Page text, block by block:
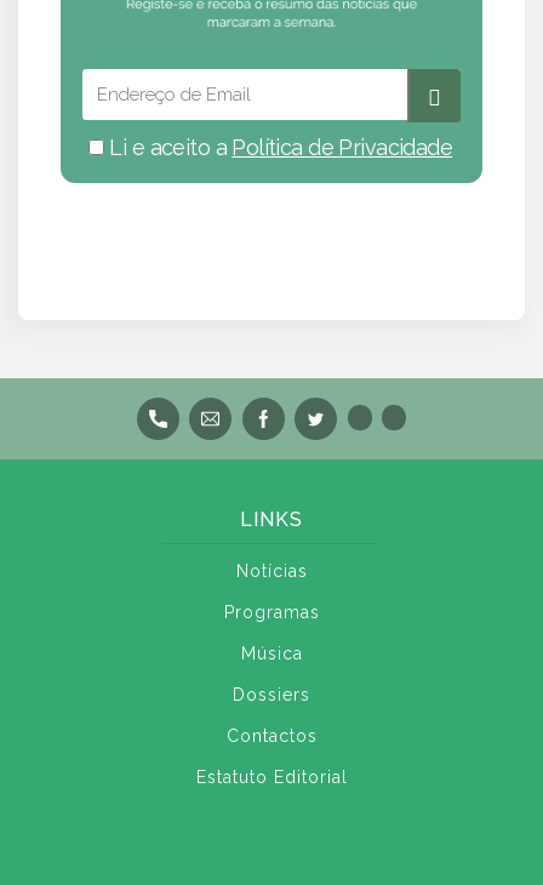
Li e aceito a Política de Privacidade
LINKS
Notícias
Programas
Música
Dossiers
Contactos
Estatuto Editorial